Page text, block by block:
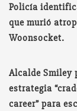
Policía
que murió
Woonsocket.
Alcalde Smiley
estrategia
career” para